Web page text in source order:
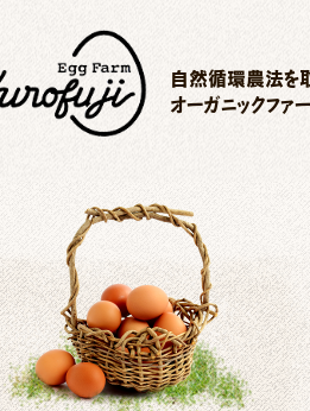
自然循環農法を
オーガニックファ